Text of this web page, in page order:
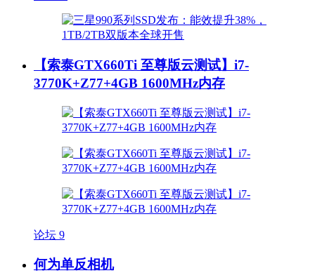
【索泰GTX660Ti 至尊版云测试】i7-
3770K+Z77+4GB 1600MHz内存
论坛 9
何为单反相机